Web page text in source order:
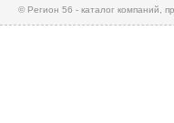
© Регион 56 - каталог компаний,